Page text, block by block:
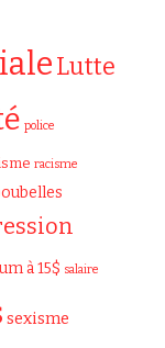
Lutte
police
racisme
à 15$ salaire
sexisme